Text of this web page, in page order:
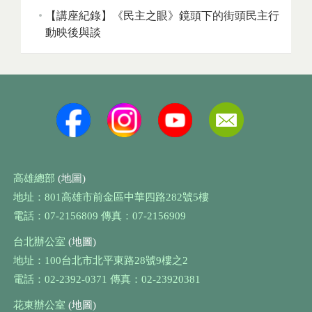
【講座紀錄】《民主之眼》鏡頭下的街頭民主行
動映後與談
高雄總部 (地圖)
地址：801高雄市前金區中華四路282號5樓
電話：07-2156809 傳真：07-2156909
台北辦公室 (地圖)
地址：100台北市北平東路28號9樓之2
電話：02-2392-0371 傳真：02-23920381
花東辦公室 (地圖)